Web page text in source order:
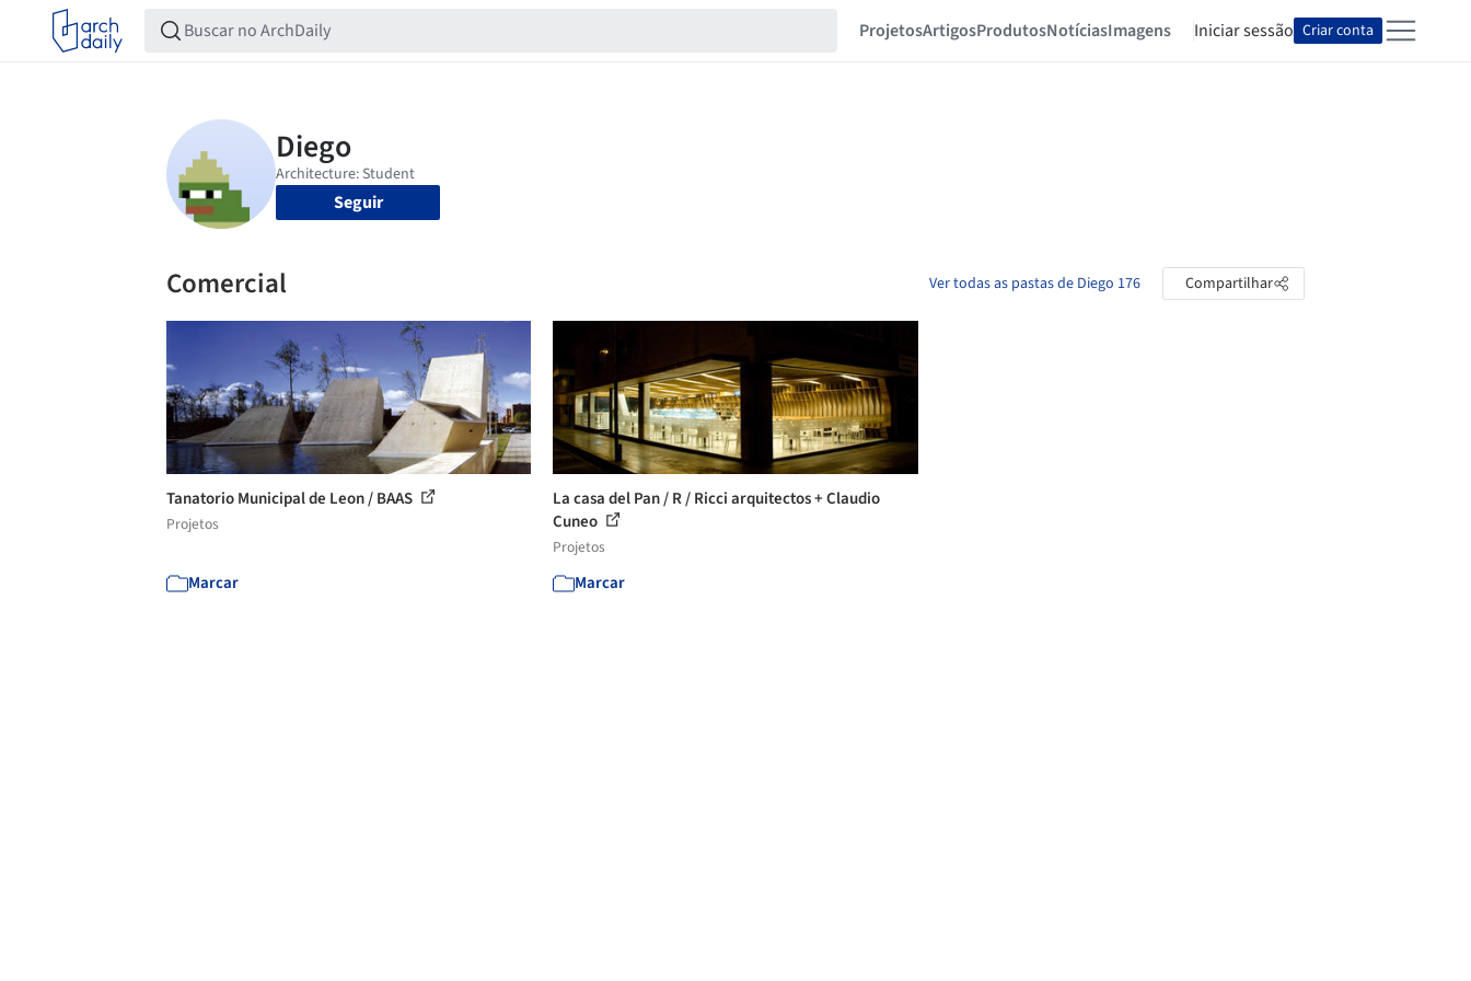
ProjetosArtigosProdutosNotíciasImagens Iniciar sessão Criar conta
Seguir
Comercial Ver todas as pastas de Diego 176 Compartilhar
Tanatorio Municipal de Leon / BAAS
Projetos
Marcar
La casa del Pan / R / Ricci arquitectos + Claudio
Cuneo
Projetos
Marcar